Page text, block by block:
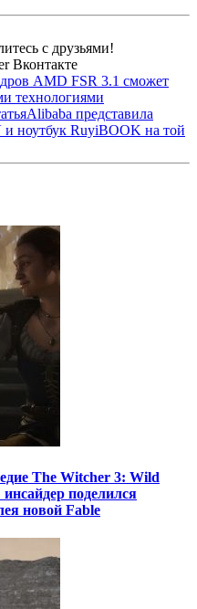
с друзьями!
Вконтакте
AMD FSR 3.1 сможет
технологиями
Alibaba представила
ноутбук RuyiBOOK на той
The Witcher 3: Wild
поделился
новой Fable